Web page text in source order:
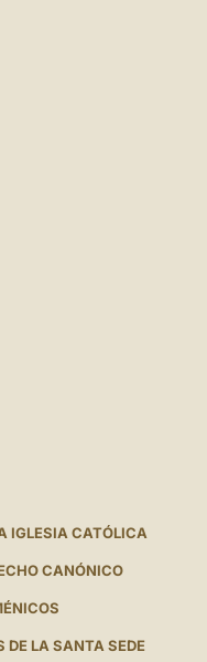
IGLESIA CATÓLICA
CANÓNICO
DE LA SANTA SEDE